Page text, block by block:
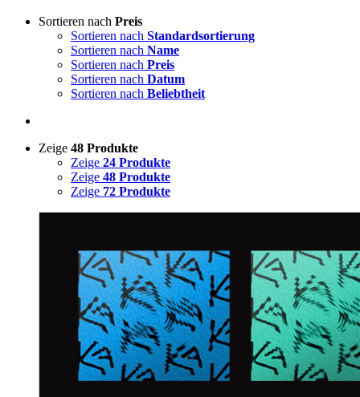
Sortieren nach Preis
Sortieren nach Standardsortierung
Sortieren nach Name
Sortieren nach Preis
Sortieren nach Datum
Sortieren nach Beliebtheit
Zeige 48 Produkte
Zeige 24 Produkte
Zeige 48 Produkte
Zeige 72 Produkte